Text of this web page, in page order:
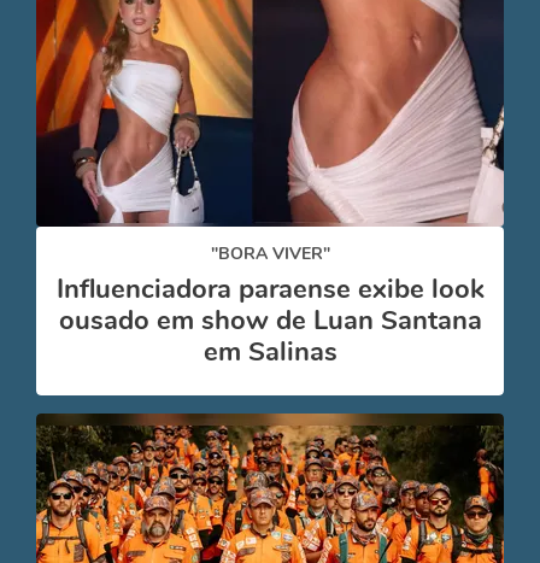
"BORA VIVER"
Influenciadora paraense exibe look
ousado em show de Luan Santana
em Salinas